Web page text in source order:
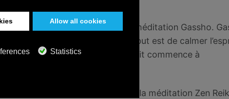
le premier pilier du Reiki est la méditation Gassho.
- une position de prière. Le but est de calmer
méditation. Lorsque votre esprit commence à
pour vous recentrer.
et la méditation, notamment la méditation Zen